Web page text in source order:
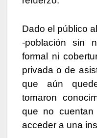
Dado el público
-población sin
formal ni
privada o de
que aún
tomaron
que no
acceder a una